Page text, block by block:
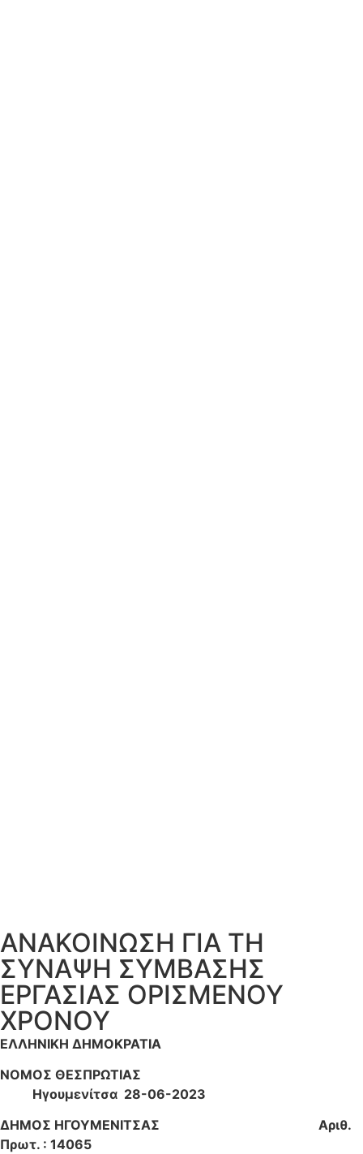
ΑΝΑΚΟΙΝΩΣΗ ΓΙΑ ΤΗ
ΣΥΝΑΨΗ ΣΥΜΒΑΣΗΣ
ΕΡΓΑΣΙΑΣ ΟΡΙΣΜΕΝΟΥ
ΧΡΟΝΟΥ
ΕΛΛΗΝΙΚΗ ΔΗΜΟΚΡΑΤΙΑ
ΝΟΜΟΣ ΘΕΣΠΡΩΤΙΑΣ
Ηγουμενίτσα 28-06-2023
ΔΗΜΟΣ ΗΓΟΥΜΕΝΙΤΣΑΣ Αριθ.
Πρωτ. : 14065